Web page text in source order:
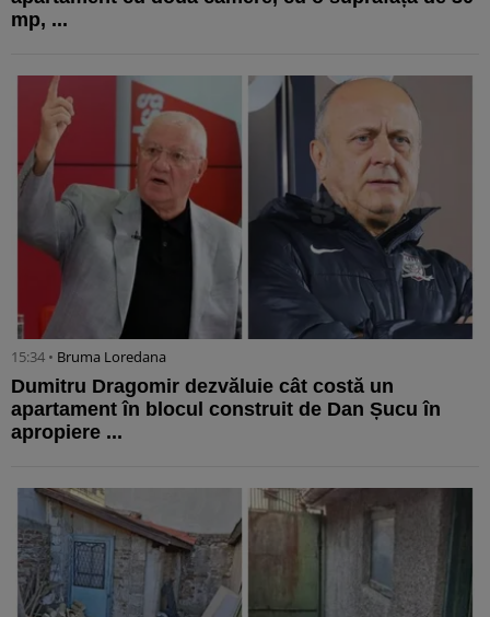
mp, ...
15:34 • Bruma Loredana
Dumitru Dragomir dezvăluie cât costă un
apartament în blocul construit de Dan Șucu în
apropiere ...